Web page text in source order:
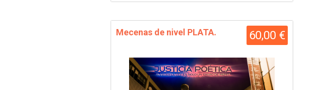
60,00 €
Mecenas de nivel PLATA.